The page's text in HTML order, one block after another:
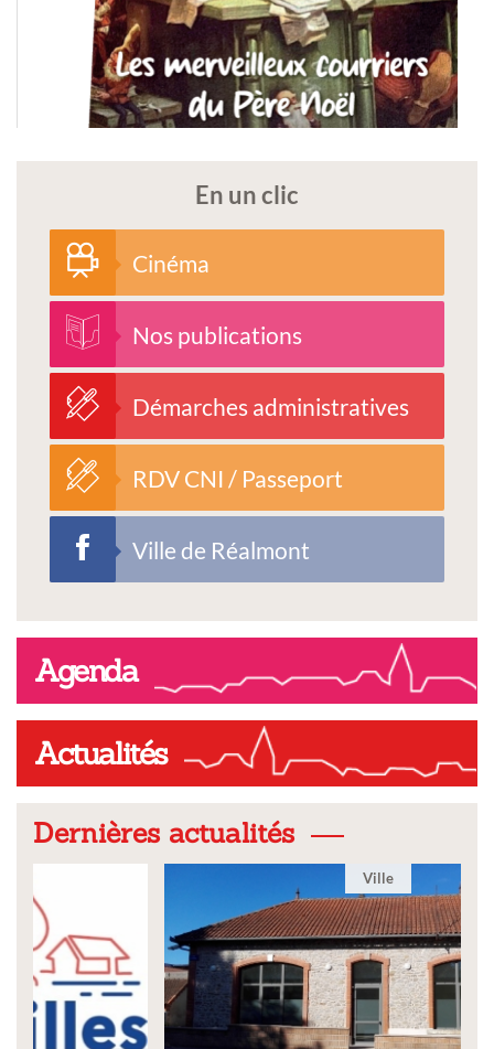
En un clic
Cinéma
Nos publications
Démarches administratives
RDV CNI / Passeport
Ville de Réalmont
Agenda
Actualités
Dernières actualités